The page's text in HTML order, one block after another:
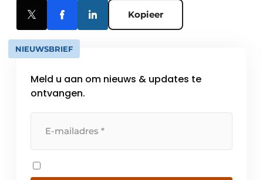
Kopieer
NIEUWSBRIEF
Meld u aan om nieuws & updates te
ontvangen.